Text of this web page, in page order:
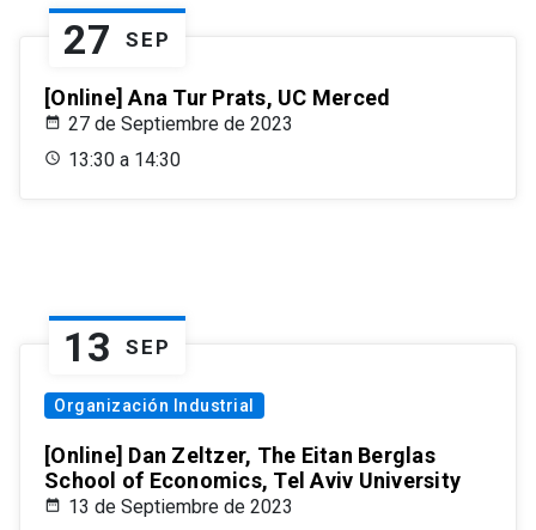
27 SEP
[Online] Ana Tur Prats, UC Merced
27 de Septiembre de 2023
13:30 a 14:30
13 SEP
Organización Industrial
[Online] Dan Zeltzer, The Eitan Berglas
School of Economics, Tel Aviv University
13 de Septiembre de 2023